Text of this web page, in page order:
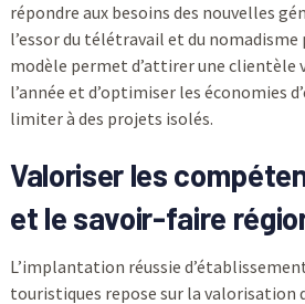
répondre aux besoins des nouvelles
l’essor du télétravail et du nomadisme
modèle permet d’attirer une clientèle
l’année et d’optimiser les économies
limiter à des projets isolés.
Valoriser les
et le savoir-faire
L’implantation réussie
touristiques repose sur la valorisation